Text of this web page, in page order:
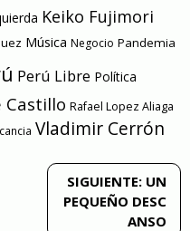
Keiko Fujimori
Música Negocio Pandemia
Perú Libre Política
Castillo Rafael Lopez Aliaga
Vladimir Cerrón
SIGUIENTE: UN
PEQUEÑO DESC
ANSO